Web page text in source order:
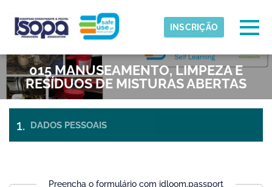
INSCRIÇÃO
ISOPA-AISBL
015 MANUSEAMENTO, LIMPEZA E
RESÍDUOS DE MISTURAS ABERTAS
DADOS PESSOAIS
Preencha o formulário com idloom.passport
Fuso horário detectado
OK